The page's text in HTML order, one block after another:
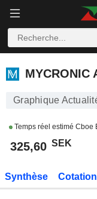
MYCRONIC AB
MYCRONIC
Graphique
Temps réel estimé Cboe
325,60 SEK
Synthèse